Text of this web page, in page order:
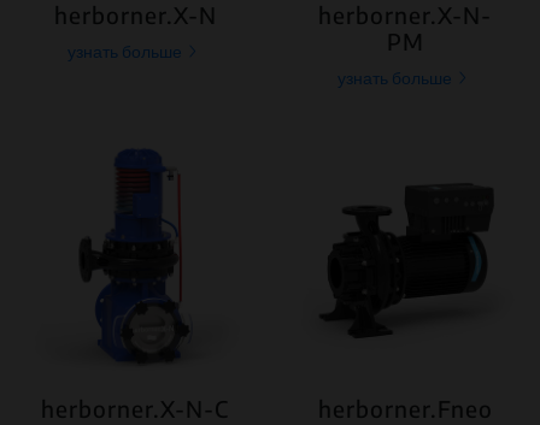
herborner.X-N
узнать больше
herborner.X-N-
PM
узнать больше
herborner.X-N-C herborner.Fneo